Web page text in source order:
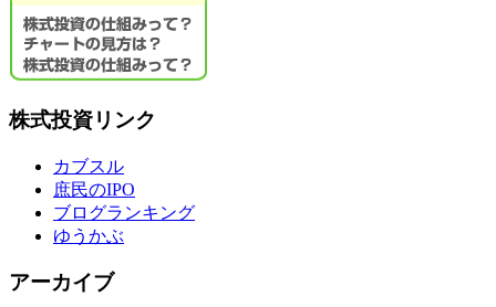
株式投資リンク
カブスル
庶民のIPO
ブログランキング
ゆうかぶ
アーカイブ